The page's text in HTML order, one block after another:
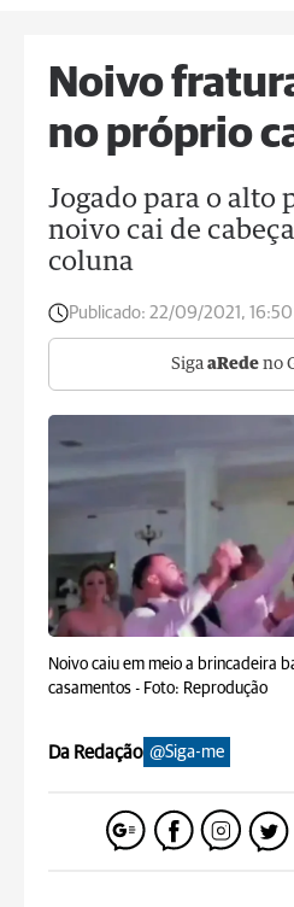
Noivo
no próprio
Jogado para o alto
noivo cai de
coluna
Publicado: 22/09/2021, 16:50
Siga aRede no
Noivo caiu em meio a brincadeira
casamentos - Foto: Reprodução
Da Redação @Siga-me